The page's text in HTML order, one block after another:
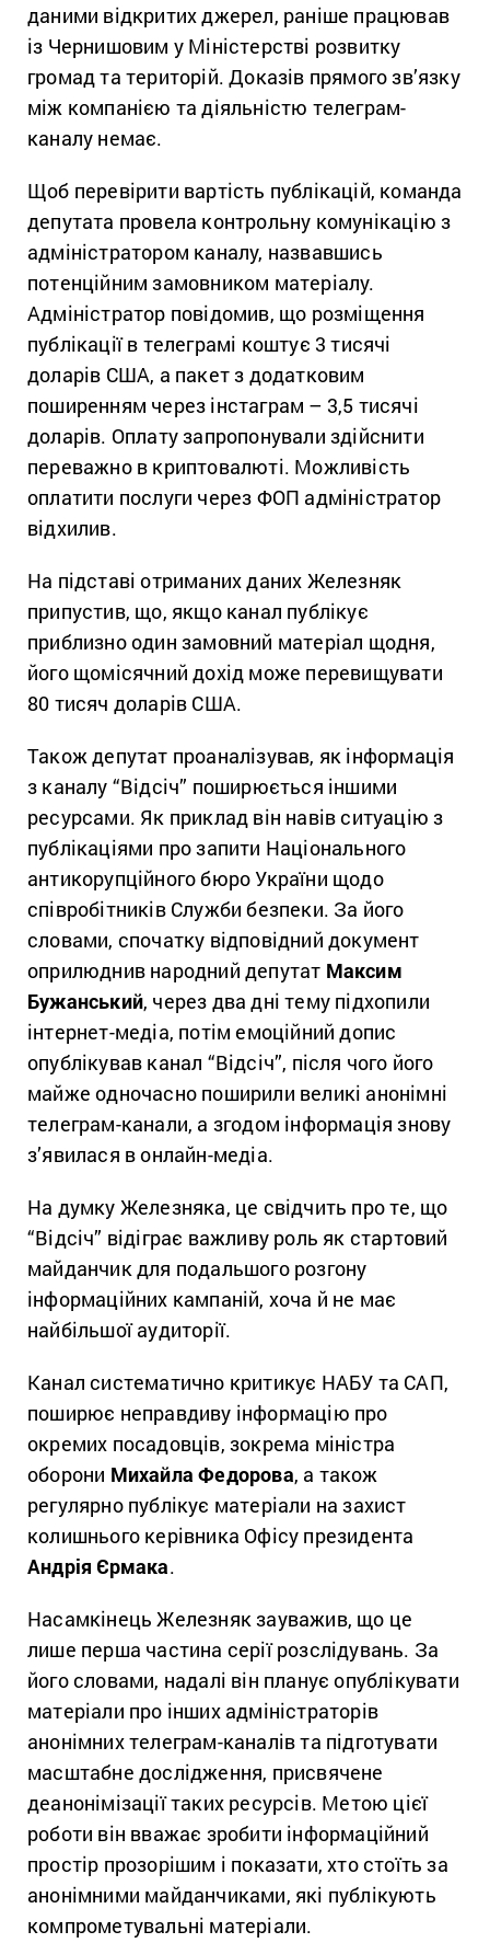
даними відкритих джерел, раніше працював
із Чернишовим у Міністерстві розвитку
громад та територій. Доказів прямого зв’язку
між компанією та діяльністю телеграм-
каналу немає.
Щоб перевірити вартість публікацій, команда
депутата провела контрольну комунікацію з
адміністратором каналу, назвавшись
потенційним замовником матеріалу.
Адміністратор повідомив, що розміщення
публікації в телеграмі коштує 3 тисячі
доларів США, а пакет з додатковим
поширенням через інстаграм – 3,5 тисячі
доларів. Оплату запропонували здійснити
переважно в криптовалюті. Можливість
оплатити послуги через ФОП адміністратор
відхилив.
На підставі отриманих даних Железняк
припустив, що, якщо канал публікує
приблизно один замовний матеріал щодня,
його щомісячний дохід може перевищувати
80 тисяч доларів США.
Також депутат проаналізував, як інформація
з каналу “Відсіч” поширюється іншими
ресурсами. Як приклад він навів ситуацію з
публікаціями про запити Національного
антикорупційного бюро України щодо
співробітників Служби безпеки. За його
словами, спочатку відповідний документ
оприлюднив народний депутат Максим
Бужанський, через два дні тему підхопили
інтернет-медіа, потім емоційний допис
опублікував канал “Відсіч”, після чого його
майже одночасно поширили великі анонімні
телеграм-канали, а згодом інформація знову
з’явилася в онлайн-медіа.
На думку Железняка, це свідчить про те, що
“Відсіч” відіграє важливу роль як стартовий
майданчик для подальшого розгону
інформаційних кампаній, хоча й не має
найбільшої аудиторії.
Канал систематично критикує НАБУ та САП,
поширює неправдиву інформацію про
окремих посадовців, зокрема міністра
оборони Михайла Федорова, а також
регулярно публікує матеріали на захист
колишнього керівника Офісу президента
Андрія Єрмака.
Насамкінець Железняк зауважив, що це
лише перша частина серії розслідувань. За
його словами, надалі він планує опублікувати
матеріали про інших адміністраторів
анонімних телеграм-каналів та підготувати
масштабне дослідження, присвячене
деанонімізації таких ресурсів. Метою цієї
роботи він вважає зробити інформаційний
простір прозорішим і показати, хто стоїть за
анонімними майданчиками, які публікують
компрометувальні матеріали.